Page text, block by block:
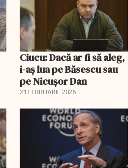
Ciucu: Dacă ar fi să aleg,
i-aș lua pe Băsescu sau
pe Nicușor Dan
21 FEBRUARIE 2026